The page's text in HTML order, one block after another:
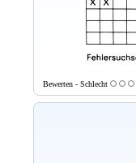
Bewerten - Schlecht